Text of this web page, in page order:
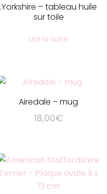
.Yorkshire – tableau huile
sur toile
Lire la suite
Airedale – mug
18,00€